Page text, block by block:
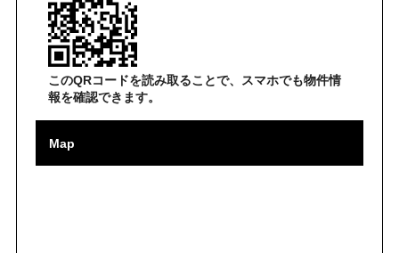
このQRコードを読み取ることで、スマホでも物件情
報を確認できます。
Map